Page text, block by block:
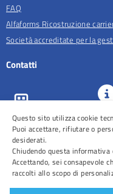
FAQ
Alfaforms Ricostruzione
Società accreditate per la
Contatti
ASL Roma 5
Questo sito utilizza cookie
Puoi accettare, rifiutare o
desiderati.
Chiudendo questa
Accettando, sei consapevole
raccolti allo scopo di